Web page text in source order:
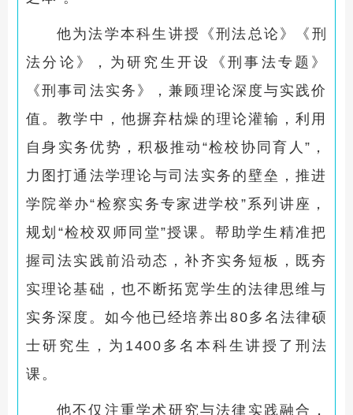
他为法学本科生讲授《刑法总论》《刑
法分论》，为研究生开设《刑事法专题》
《刑事司法实务》，兼顾理论深度与实践价
值。教学中，他摒弃枯燥的理论灌输，利用
自身实务优势，积极推动“检校协同育人”，
力图打通法学理论与司法实务的壁垒，推进
学院举办“检察实务专家进学校”系列讲座，
规划“检校双师同堂”授课。帮助学生精准把
握司法实践前沿动态，补齐实务短板，既夯
实理论基础，也不断拓宽学生的法律思维与
实务深度。如今他已经培养出80多名法律硕
士研究生，为1400多名本科生讲授了刑法
课。
他不仅注重学术研究与法律实践融合，